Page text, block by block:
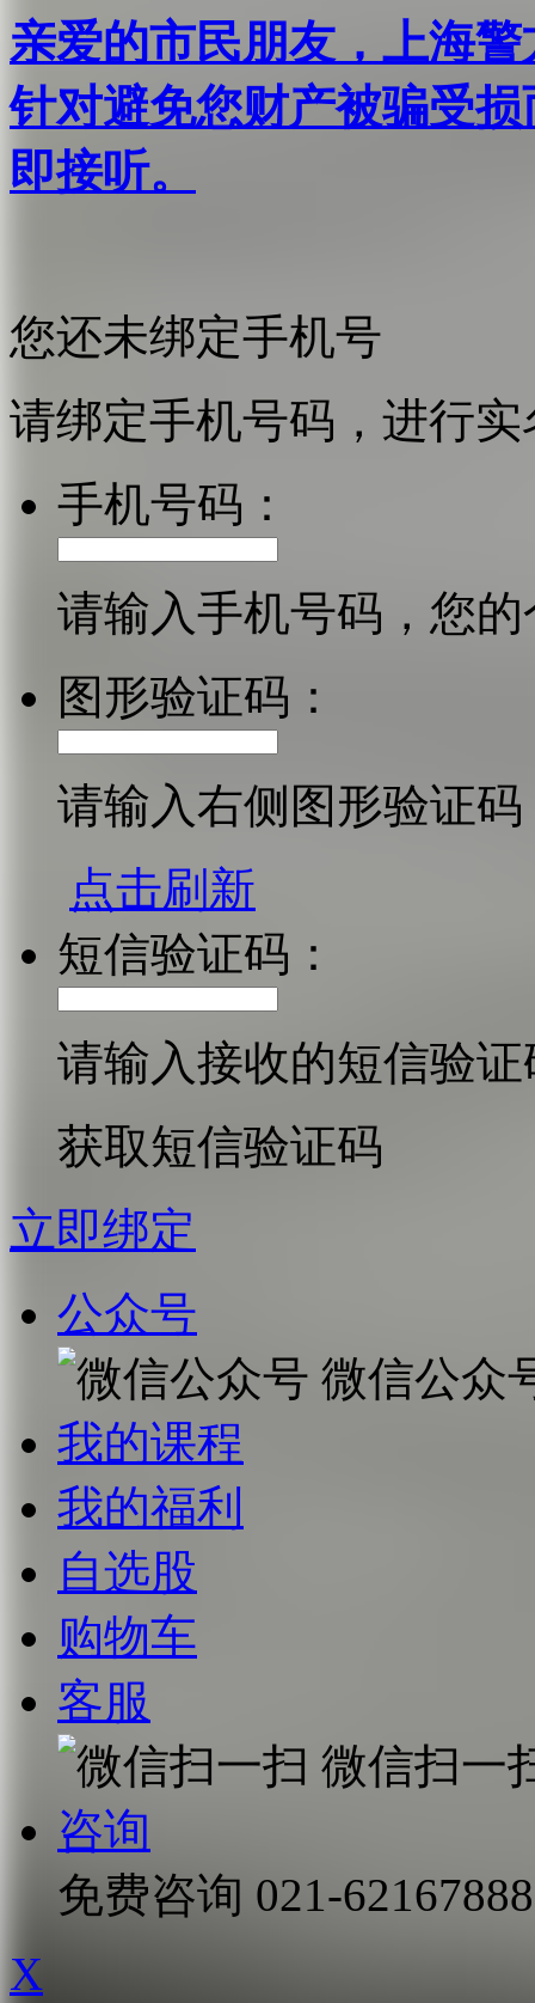
亲爱的市民朋友，上海
针对避免您财产被骗受
即接听。
您还未绑定手机号
请绑定手机号码，进行
手机号码：
请输入手机号码，您
图形验证码：
请输入右侧图形验证码
点击刷新
短信验证码：
请输入接收的短信验证
获取短信验证码
立即绑定
公众号
微信公众
我的课程
我的福利
自选股
购物车
客服
微信扫一
咨询
免费咨询 021-62167888
X